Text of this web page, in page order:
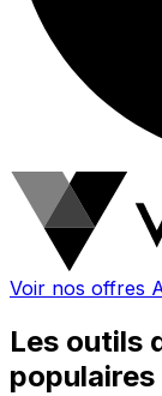
Voir nos offres
Les outils